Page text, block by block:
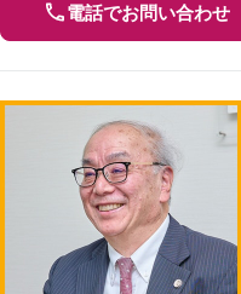
電話でお問い合わせ